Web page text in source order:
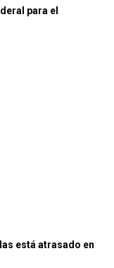
para el
está atrasado en